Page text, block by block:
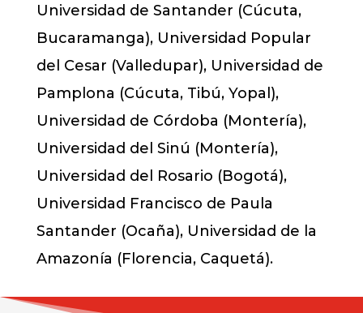
Universidad de Santander (Cúcuta,
Bucaramanga), Universidad Popular
del Cesar (Valledupar), Universidad de
Pamplona (Cúcuta, Tibú, Yopal),
Universidad de Córdoba (Montería),
Universidad del Sinú (Montería),
Universidad del Rosario (Bogotá),
Universidad Francisco de Paula
Santander (Ocaña), Universidad de la
Amazonía (Florencia, Caquetá).